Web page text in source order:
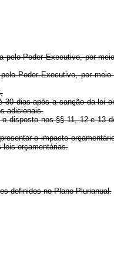
Poder Executivo, por
Poder Executivo, por
30 dias após a sanção da lei
adicionais.
o disposto nos §§ 11, 12 e 13
o impacto
leis orçamentárias.
definidos no Plano Plurianual.